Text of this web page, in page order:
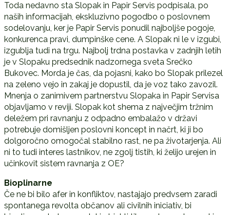
Toda nedavno sta Slopak in Papir Servis podpisala, po
naših informacijah, ekskluzivno pogodbo o poslovnem
sodelovanju, ker je Papir Servis ponudil najboljše pogoje,
konkurenca pravi, dumpinške cene. A Slopak ni le v izgubi,
izgublja tudi na trgu. Najbolj trdna postavka v zadnjih letih
je v Slopaku predsednik nadzornega sveta Srečko
Bukovec. Morda je čas, da pojasni, kako bo Slopak prilezel
na zeleno vejo in zakaj je dopustil, da je voz tako zavozil.
Mnenja o zanimivem partnerstvu Slopaka in Papir Servisa
objavljamo v reviji. Slopak kot shema z največjim tržnim
deležem pri ravnanju z odpadno embalažo v državi
potrebuje domišljen poslovni koncept in načrt, ki ji bo
dolgoročno omogočal stabilno rast, ne pa životarjenja. Ali
ni to tudi interes lastnikov, ne zgolj tistih, ki želijo urejen in
učinkovit sistem ravnanja z OE?
Bioplinarne
Če ne bi bilo afer in konfliktov, nastajajo predvsem zaradi
spontanega revolta občanov ali civilnih iniciativ, bi